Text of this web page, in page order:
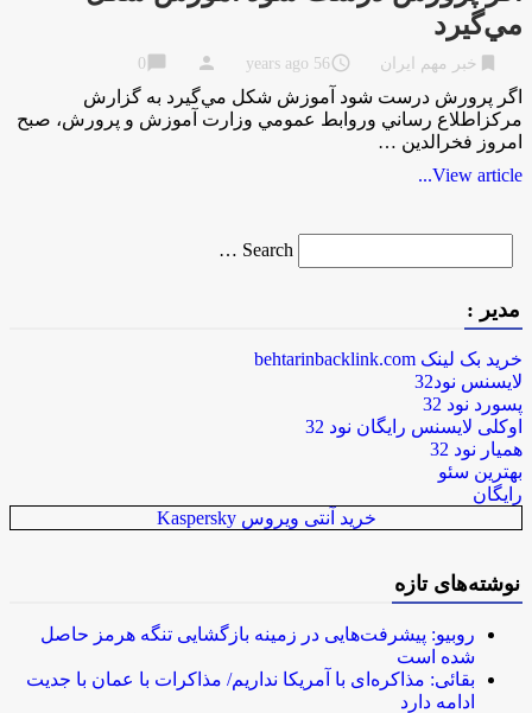
مي‌‌گيرد
خبر مهم ایران access_time
56 years ago
person
chat_bubble
اگر پرورش درست شود آموزش شكل مي‌‌گيرد به گزارش
مركزاطلاع رساني وروابط عمومي وزارت آموزش و پرورش، صبح
امروز فخرالدين …
View article...
for
Search …
مدیر :
خرید بک لینک behtarinbacklink.com
لایسنس نود32
پسورد نود 32
اوکلی لایسنس رایگان نود 32
همیار نود 32
بهترین سئو
رایگان
خرید آنتی ویروس Kaspersky
نوشته‌های تازه
روبیو: پیشرفت‌هایی در زمینه بازگشایی تنگه هرمز حاصل
شده است
بقائی: مذاکره‌ای با آمریکا نداریم/ مذاکرات با عمان با جدیت
ادامه دارد